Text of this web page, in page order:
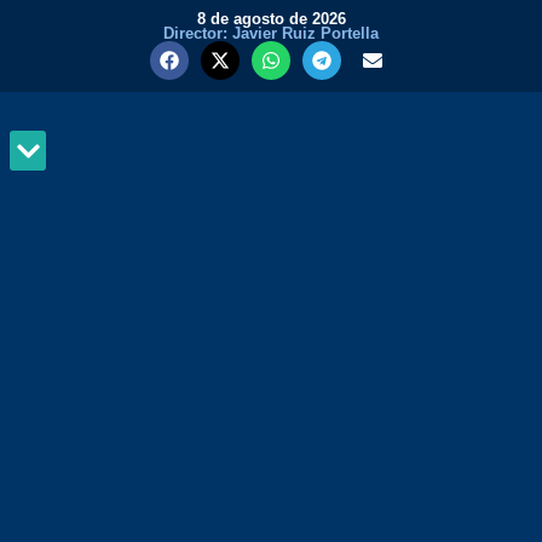
8 de agosto de 2026
Director: Javier Ruiz Portella